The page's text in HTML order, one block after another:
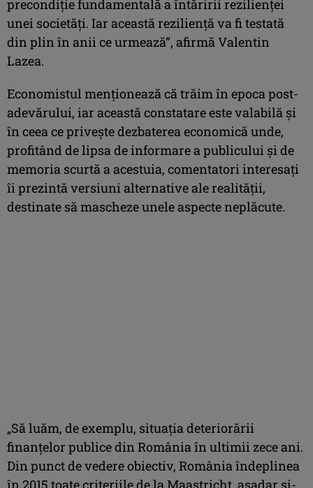
precondiţie fundamentală a întăririi rezilienţei
unei societăţi. Iar această rezilienţă va fi testată
din plin în anii ce urmează”, afirmă Valentin
Lazea.
Economistul menţionează că trăim în epoca post-
adevărului, iar această constatare este valabilă şi
în ceea ce priveşte dezbaterea economică unde,
profitând de lipsa de informare a publicului şi de
memoria scurtă a acestuia, comentatori interesaţi
îi prezintă versiuni alternative ale realităţii,
destinate să mascheze unele aspecte neplăcute.
„Să luăm, de exemplu, situaţia deteriorării
finanţelor publice din România în ultimii zece ani.
Din punct de vedere obiectiv, România îndeplinea
în 2015 toate criteriile de la Maastricht, aşadar şi-